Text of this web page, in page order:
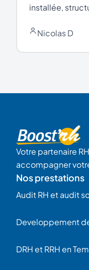
installée,
Nicolas D
Votre partenaire
accompagner
Nos prestations
Audit RH et audit
Developpement
DRH et RRH en